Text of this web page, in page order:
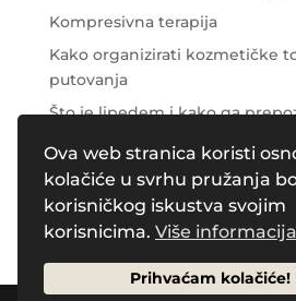
Ova web stranica koristi
kolačiće u svrhu pružanja
korisničkog iskustva svojim
korisnicima. Više informacija
Prihvaćam kolačiće!
Kompresivna terapija
Kako organizirati kozmetičke
putovanja
Što je lipedem i kako ga
Njega područja oko očiju
Recent Comments